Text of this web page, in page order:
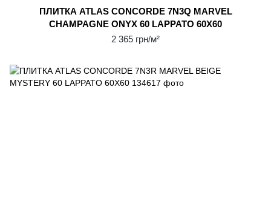
ПЛИТКА ATLAS CONCORDE 7N3Q MARVEL
CHAMPAGNE ONYX 60 LAPPATO 60X60
2 365 грн/м²